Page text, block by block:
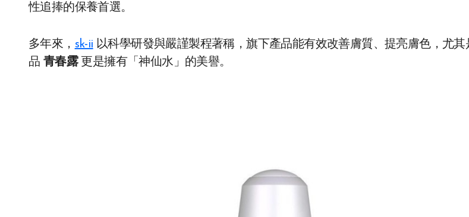
性追捧的保養首選。
多年來， sk-ii 以科學研發與嚴謹製程著稱，旗下產品能有效改善膚質、提亮膚色，尤其
品 青春露更是擁有「神仙水」的美譽。